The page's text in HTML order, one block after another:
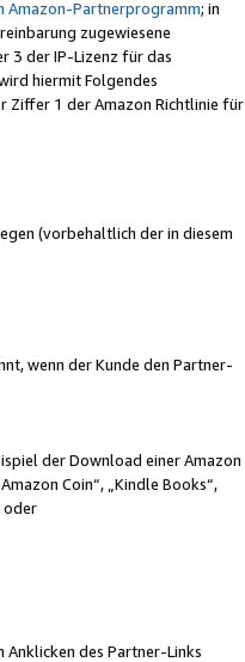
Amazon-Partnerprogramm; in
zugewiesene
3 der IP-Lizenz für das
hiermit Folgendes
Ziffer 1 der Amazon Richtlinie für
(vorbehaltlich der in diesem
wenn der Kunde den Partner-
der Download einer Amazon
Coin“, „Kindle Books“,
oder
des Partner-Links